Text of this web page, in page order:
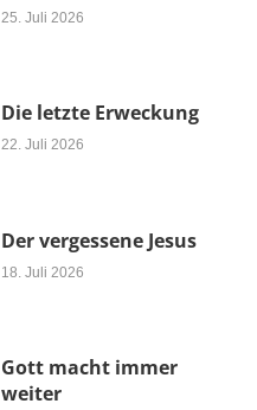
25. Juli 2026
Die letzte Erweckung
22. Juli 2026
Der vergessene Jesus
18. Juli 2026
Gott macht immer
weiter